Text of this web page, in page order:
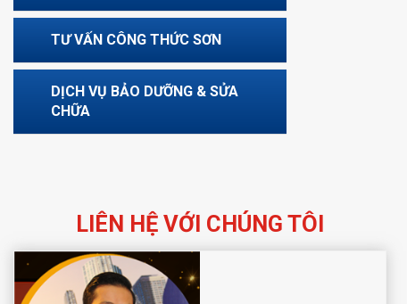
TƯ VẤN CÔNG THỨC SƠN
DỊCH VỤ BẢO DƯỠNG & SỬA
CHỮA
LIÊN HỆ VỚI CHÚNG TÔI